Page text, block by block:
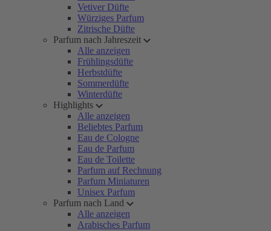
Vetiver Düfte
Würziges Parfum
Zitrische Düfte
Parfum nach Jahreszeit
Alle anzeigen
Frühlingsdüfte
Herbstdüfte
Sommerdüfte
Winterdüfte
Highlights
Alle anzeigen
Beliebtes Parfum
Eau de Cologne
Eau de Parfum
Eau de Toilette
Parfum auf Rechnung
Parfum Miniaturen
Unisex Parfum
Parfum nach Land
Alle anzeigen
Arabisches Parfum